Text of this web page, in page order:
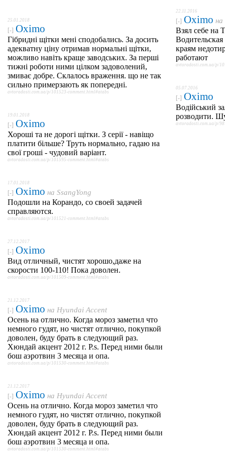
25.01.2018
[-] Oximo
Гібридні щітки мені сподобались. За досить
адекватну ціну отримав нормальні щітки,
можливо навіть краще заводських. За перші
тижні роботи ними цілком задоволений,
змиває добре. Склалось враження. що не так
сильно примерзають як попередні.
avtoradosti.com.ua/p/101523-comment.html#atabs
19.01.2018
[-] Oximo
Хороші та не дорогі щітки. З серії - навіщо
платити більше? Труть нормально, гадаю на
свої гроші - чудовий варіант.
avtoradosti.com.ua/p/101595-comment.html#atabs
17.01.2018
[-] Oximo на SsangYong
Подошли на Корандо, со своей задачей
справляются.
avtoradosti.com.ua/p/101521-comment.html#atabs
27.12.2017
[-] Oximo
Вид отличный, чистят хорошо,даже на
скорости 100-110! Пока доволен.
avtoradosti.com.ua/p/101509-comment.html#atabs
21.12.2017
[-] Oximo на Hyundai Accent
Осень на отлично. Когда мороз заметил что
немного гудят, но чистят отлично, покупкой
доволен, буду брать в следующий раз.
Хюндай акцент 2012 г. P.s. Перед ними были
бош аэротвин 3 месяца и опа.
avtoradosti.com.ua/p/101530-comment.html#atabs
21.12.2017
[-] Oximo на Hyundai Accent
Осень на отлично. Когда мороз заметил что
немного гудят, но чистят отлично, покупкой
доволен, буду брать в следующий раз.
Хюндай акцент 2012 г. P.s. Перед ними были
бош аэротвин 3 месяца и опа.
avtoradosti.com.ua/p/101530-comment.html#atabs
22.11.2016
[-] Oximo на
Взял себе на
краям
работают
avtoradosti.com.ua/p/
05.07.2016
[-] Oximo
Водійський
розводити.
avtoradosti.com.ua/p/